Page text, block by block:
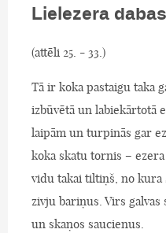
Lielezera
(attēli 25. - 33.)
Tā ir koka pastaigu taka
izbūvētā un labiekārtotā
laipām un turpinās gar
koka skatu tornis –
vidu takai tiltiņš, no
zivju bariņus. Virs
un skaņos saucienus.